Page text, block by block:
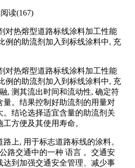
阅读(167)
热熔型道路标线涂料加工性能
例的助流剂加入到标线涂料中, 充
热熔型道路标线涂料加工性能
例的助流剂加入到标线涂料中, 充
, 测其流出时间和流动性, 确定符
量。结果控制好助流剂的用量对
结论选择适宜含量的助流剂关
方便及其使用寿命。
上, 用于标志道路标线的涂料。
路交通中的一种 语言 。交通安
达到加强交通安全管理、减少事